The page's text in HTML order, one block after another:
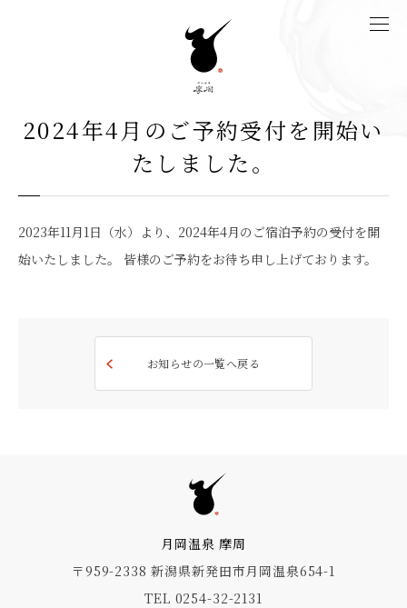
2024年4月のご予約受付を開始い
たしました。
2023年11月1日（水）より、2024年4月のご宿泊予約の受付を開
始いたしました。 皆様のご予約をお待ち申し上げております。
お知らせの一覧へ戻る
月岡温泉 摩周
〒959-2338 新潟県新発田市月岡温泉654-1
TEL 0254-32-2131